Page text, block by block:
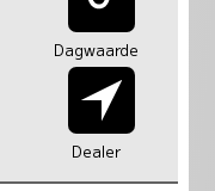
Dagwaarde
Dealer